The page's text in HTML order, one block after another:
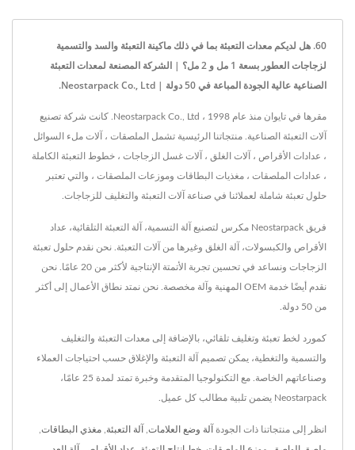
60. هل لديكم معدات التعبئة بما في ذلك ماكينة التعبئة والسد والتسمية
لزجاجات العطور بسعة 1 مل و 2 مل؟ | الشركة المصنعة لمعدات التعبئة
الصناعية عالية الجودة المباعة في 50 دولة | Neostarpack Co., Ltd.
مقرها في تايوان منذ عام 1998 ، Neostarpack Co., Ltd. كانت شركة تصنيع
آلات التعبئة الصناعية. منتجاتنا الرئيسية تشمل الملصقات ، آلات ملء السوائل
، عدادات الأقراص ، آلات الغلق ، آلات غسل الزجاجات ، خطوط التعبئة الكاملة
، عدادات الملصقات ، مغذيات البطاقات وموزعات الملصقات ، والتي تعتبر
حلول تعبئة شاملة لعملائنا في صناعة آلات التعبئة والتغليف للزجاجات.
فريق Neostarpack مكرس لتصنيع آلة التسمية، آلة التعبئة التلقائية، عداد
الأقراص والكبسولات، آلة الغلق وغيرها من آلات التعبئة. نحن نقدم حلول تعبئة
الزجاجات ونساعد في تحسين تجربة الأتمتة الإنتاجية لأكثر من 20 عامًا. نحن
نقدم أيضًا خدمة OEM المهنية وآلة مخصصة. نحن نمتد نطاق الأعمال إلى أكثر
من 50 دولة.
كمورد لخط تعبئة وتغليف تلقائي، بالإضافة إلى معدات التعبئة والتغليف
والتسمية والتغطية، يمكن تصميم آلة التعبئة والإغلاق حسب احتياجات العملاء
وصناعاتهم الخاصة. مع التكنولوجيا المتقدمة وخبرة تمتد لمدة 25 عامًا،
Neostarpack يضمن تلبية مطالب كل عميل.
انظر إلى منتجاتنا ذات الجودة آلة وضع العلامات آلة التعبئة مغذي البطاقات